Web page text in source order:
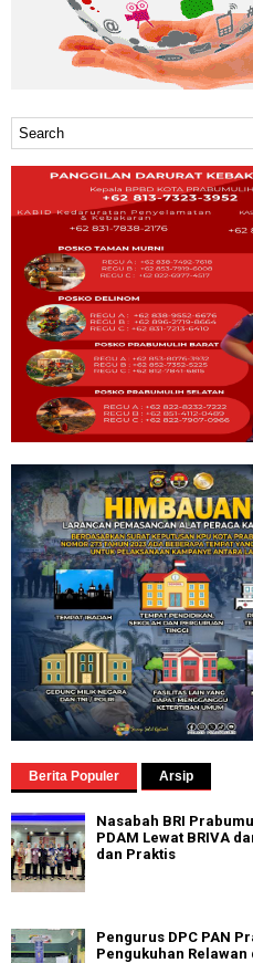
Berita Populer Arsip
Nasabah BRI
PDAM Lewat BRIVA
dan Praktis
Pengurus DPC PAN
Pengukuhan Relawan